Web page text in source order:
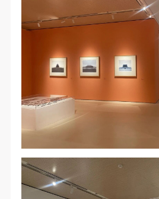
作发表、出版。中央美术学院可
它数字媒体形式公开出版，并同
源总库》《中央美术学院资料库
术馆资料库》等相关资料、文献
在中央美术学院中使用和在互联
关“章程”规定享受相关权益。
中央美术学院美术馆活动安全免
本次活动公平公正、自愿参加
负的原则。但活动有风险，参
识。
第二条
作发表、出版。中央美术学院可
它数字媒体形式公开出版，并同
源总库》《中央美术学院资料库
术馆资料库》等相关资料、文献
在中央美术学院中使用和在互联
关“章程”规定享受相关权益。
中央美术学院美术馆活动安全免
本次活动公平公正、自愿参加
负的原则。但活动有风险，参
识。
第二条
作发表、出版。中央美术学院可
它数字媒体形式公开出版，并同
源总库》《中央美术学院资料库
术馆资料库》等相关资料、文献
在中央美术学院中使用和在互联
关“章程”规定享受相关权益。
中央美术学院美术馆活动安全免
本次活动公平公正、自愿参加
负的原则。但活动有风险，参
识。
第二条